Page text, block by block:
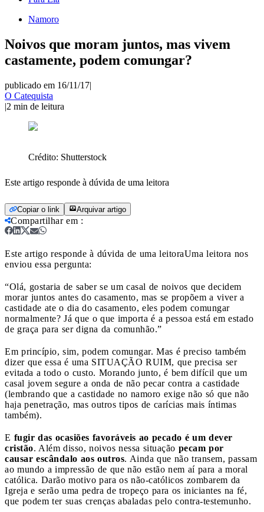
Namoro
Noivos que moram juntos, mas vivem
castamente, podem comungar?
publicado em 16/11/17|
O Catequista
|2 min de leitura
Crédito: Shutterstock
Este artigo responde à dúvida de uma leitora
Copiar o link Arquivar artigo
Compartilhar em :
Este artigo responde à dúvida de uma leitoraUma leitora nos
enviou essa pergunta:
“Olá, gostaria de saber se um casal de noivos que decidem
morar juntos antes do casamento, mas se propõem a viver a
castidade ate o dia do casamento, eles podem comungar
normalmente? Já que o que importa é a pessoa está em estado
de graça para ser digna da comunhão.”
Em princípio, sim, podem comungar. Mas é preciso também
dizer que essa é uma SITUAÇÃO RUIM, que precisa ser
evitada a todo o custo. Morando junto, é bem difícil que um
casal jovem segure a onda de não pecar contra a castidade
(lembrando que a castidade no namoro exige não só que não
haja penetração, mas outros tipos de carícias mais íntimas
também).
E fugir das ocasiões favoráveis ao pecado é um dever
cristão. Além disso, noivos nessa situação pecam por
causar escândalo aos outros. Ainda que não transem, passam
ao mundo a impressão de que não estão nem aí para a moral
católica. Darão motivo para os não-católicos zombarem da
Igreja e serão uma pedra de tropeço para os iniciantes na fé,
que podem ter suas crenças abaladas pelo contra-testemunho.